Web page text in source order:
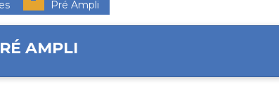
Pré Ampli
AMPLI